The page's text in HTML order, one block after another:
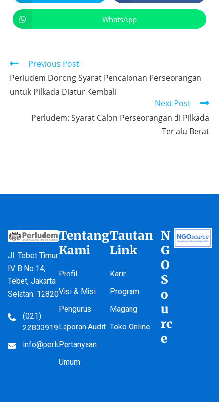
WhatsApp
Previous Post
Perludem Dorong Syarat Pencalonan Perseorangan
untuk Pilkada Diatur Kembali
Next Post
Perludem: Syarat Calon Perseorangan di Pilkada
Terlalu Berat
Jl. Tebet Timur
IV B No.14,
Tebet, Jakarta
Selatan. 12820
(021)
22833919
info@perludem.or.id
Tentang
Kami
Profil
Visi & Misi
Pengurus
Laporan Audit
Pertanyaan
Umum
Tautan
Link
Karir
Program
Magang
Toko Online
N
G
O
S
o
u
rc
e